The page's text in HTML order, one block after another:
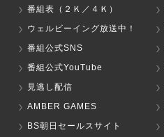
番組表（２Ｋ／４Ｋ）
ウェルビーイング放送中！
番組公式SNS
番組公式YouTube
見逃し配信
AMBER GAMES
BS朝日セールスサイト